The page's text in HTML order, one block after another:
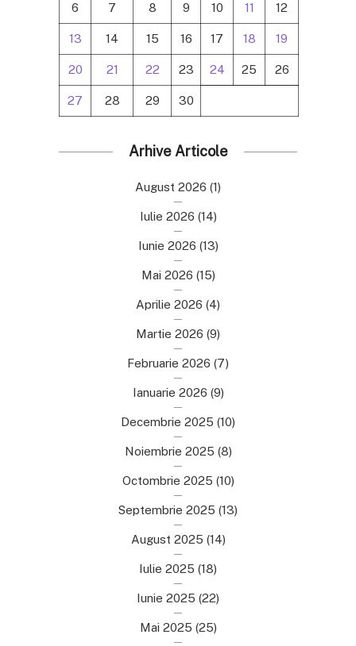
6 7 8 9 10 11 12
13 14 15 16 17 18 19
20 21 22 23 24 25 26
27 28 29 30
Arhive Articole
August 2026 (1)
Iulie 2026 (14)
Iunie 2026 (13)
Mai 2026 (15)
Aprilie 2026 (4)
Martie 2026 (9)
Februarie 2026 (7)
Ianuarie 2026 (9)
Decembrie 2025 (10)
Noiembrie 2025 (8)
Octombrie 2025 (10)
Septembrie 2025 (13)
August 2025 (14)
Iulie 2025 (18)
Iunie 2025 (22)
Mai 2025 (25)